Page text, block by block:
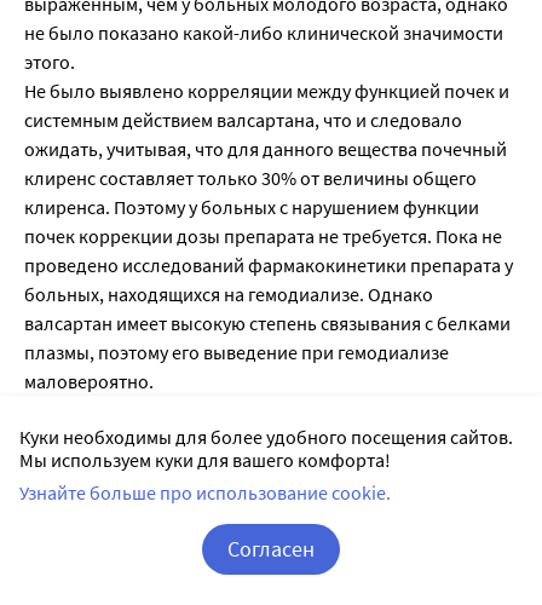
не было показано какой-либо клинической значимости
этого.
Не было выявлено корреляции между функцией почек и
системным действием валсартана, что и следовало
ожидать, учитывая, что для данного вещества почечный
клиренс составляет только 30% от величины общего
клиренса. Поэтому у больных с нарушением функции
почек коррекции дозы препарата не требуется. Пока не
проведено исследований фармакокинетики препарата у
больных, находящихся на гемодиализе. Однако
валсартан имеет высокую степень связывания с белками
плазмы, поэтому его выведение при гемодиализе
маловероятно.
экскретируется с желчью, преимущественно в
неизмененном виде. Валсартан не подвергается
значительной биотрансформации, системное действие
валсартана не коррелирует со степенью нарушений
функции печени. Поэтому у больных с печеночной
Куки необходимы для более удобного посещения сайтов.
Мы используем куки для вашего комфорта!
Узнайте больше про использование cookie.
Согласен